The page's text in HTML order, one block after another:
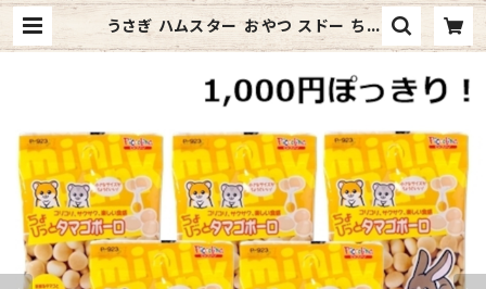
うさぎ ハムスター おやつ スドー ちょ
びっと タマゴボーロ 20ｇ 5袋 送料